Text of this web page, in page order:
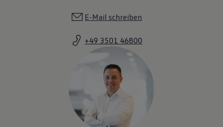
E-Mail schreiben
+49 3501 46800